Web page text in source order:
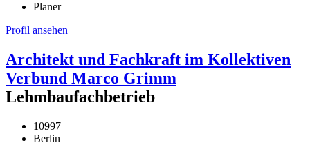
Planer
Profil ansehen
Architekt und Fachkraft im Kollektiven
Verbund Marco Grimm
Lehmbaufachbetrieb
10997
Berlin